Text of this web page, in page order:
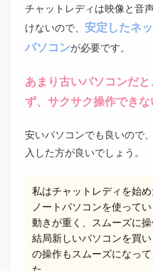
チャットレディは映像と音
けないので、安定したネ
パソコンが必要です。
あまり古いパソコンだ
ず、サクサク操作できな
安いパソコンでも良いので
入した方が良いでしょう。
私はチャットレディを始
ノートパソコンを使って
動きが重く、スムーズに操
結局新しいパソコンを買
の操作もスムーズになっ